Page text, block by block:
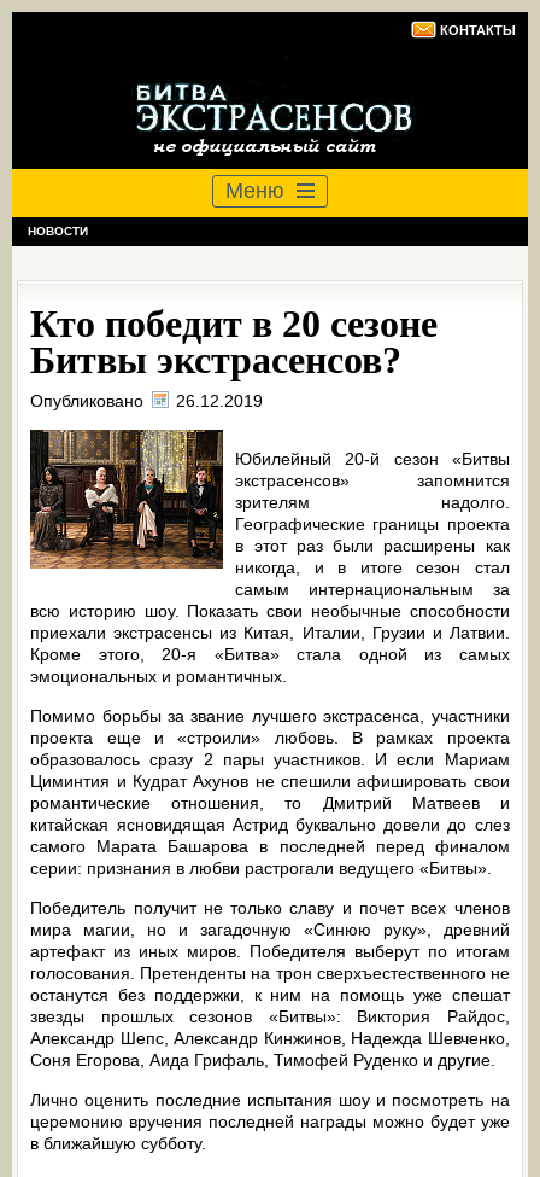
КОНТАКТЫ
Меню
НОВОСТИ
Кто победит в 20 сезоне
Битвы экстрасенсов?
Опубликовано 26.12.2019
Юбилейный 20-й сезон «Битвы
экстрасенсов» запомнится
зрителям надолго.
Географические границы проекта
в этот раз были расширены как
никогда, и в итоге сезон стал
самым интернациональным за
всю историю шоу. Показать свои необычные способности
приехали экстрасенсы из Китая, Италии, Грузии и Латвии.
Кроме этого, 20-я «Битва» стала одной из самых
эмоциональных и романтичных.
Помимо борьбы за звание лучшего экстрасенса, участники
проекта еще и «строили» любовь. В рамках проекта
образовалось сразу 2 пары участников. И если Мариам
Циминтия и Кудрат Ахунов не спешили афишировать свои
романтические отношения, то Дмитрий Матвеев и
китайская ясновидящая Астрид буквально довели до слез
самого Марата Башарова в последней перед финалом
серии: признания в любви растрогали ведущего «Битвы».
Победитель получит не только славу и почет всех членов
мира магии, но и загадочную «Синюю руку», древний
артефакт из иных миров. Победителя выберут по итогам
голосования. Претенденты на трон сверхъестественного не
останутся без поддержки, к ним на помощь уже спешат
звезды прошлых сезонов «Битвы»: Виктория Райдос,
Александр Шепс, Александр Кинжинов, Надежда Шевченко,
Соня Егорова, Аида Грифаль, Тимофей Руденко и другие.
Лично оценить последние испытания шоу и посмотреть на
церемонию вручения последней награды можно будет уже
в ближайшую субботу.